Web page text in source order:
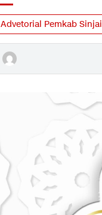
Advetorial Pemkab Sinjai